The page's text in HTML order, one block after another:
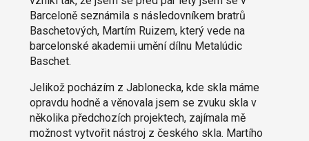
Barceloně seznámila s následovníkem bratrů
Baschetových, Martím Ruizem, který vede na
barcelonské akademii umění dílnu Metalúdic
Baschet.
Jelikož pocházím z Jablonecka, kde skla máme
opravdu hodně a věnovala jsem se zvuku skla v
několika předchozích projektech, zajímala mě
možnost vytvořit nástroj z českého skla. Martího